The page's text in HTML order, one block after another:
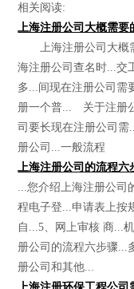
相关阅读:
上海注册公司大概需要
上海注册公司大
海注册公司查名时...交
多...间现在注册公司需
册一个普... 关于注册
司要长现在注册公司
册公司...一般流程
上海注册公司的流程六
...您介绍上海注册公
程电子登...申请表上按
自...5、网上审核 商
册公司的流程六步骤...
册公司和其他...